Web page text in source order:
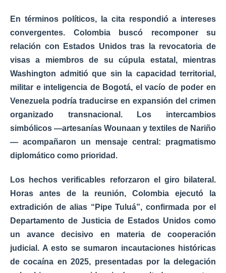
En términos políticos, la cita respondió a intereses
convergentes. Colombia buscó recomponer su
relación con Estados Unidos tras la revocatoria de
visas a miembros de su cúpula estatal , mientras
Washington admitió que sin la capacidad territorial,
militar e inteligencia de Bogotá, el vacío de poder en
Venezuela podría traducirse en expansión del crimen
organizado transnacional . Los intercambios
simbólicos —artesanías Wounaan y textiles de Nariño
— acompañaron un mensaje central: pragmatismo
diplomático como prioridad .
Los hechos verificables reforzaron el giro bilateral.
Horas antes de la reunión, Colombia ejecutó la
extradición de alias “Pipe Tuluá”, confirmada por el
Departamento de Justicia de Estados Unidos como
un avance decisivo en materia de cooperación
judicial. A esto se sumaron incautaciones históricas
de cocaína en 2025, presentadas por la delegación